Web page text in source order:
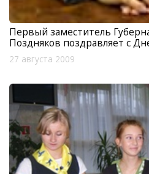
Первый заместитель
Поздняков поздравляет с
27 августа 2009